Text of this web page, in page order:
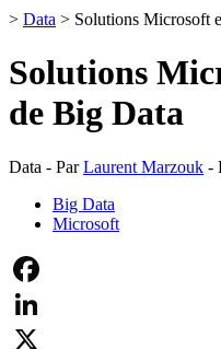
> Data > Solutions Microsoft
Solutions
de Big Data
Data - ParLaurent Marzouk -
Big Data
Microsoft
Facebook
LinkedIn